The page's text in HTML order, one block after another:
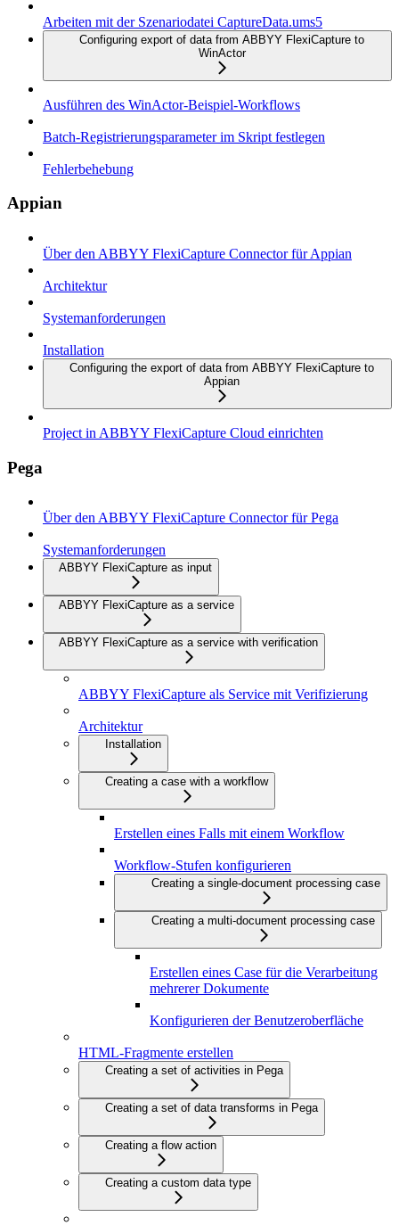
Arbeiten mit der Szenariodatei CaptureData.ums5
Configuring export of data from ABBYY FlexiCapture to
WinActor
Ausführen des WinActor-Beispiel-Workflows
Batch-Registrierungsparameter im Skript festlegen
Fehlerbehebung
Appian
Über den ABBYY FlexiCapture Connector für Appian
Architektur
Systemanforderungen
Installation
Configuring the export of data from ABBYY FlexiCapture to
Appian
Project in ABBYY FlexiCapture Cloud einrichten
Pega
Über den ABBYY FlexiCapture Connector für Pega
Systemanforderungen
ABBYY FlexiCapture as input
ABBYY FlexiCapture as a service
ABBYY FlexiCapture as a service with verification
ABBYY FlexiCapture als Service mit Verifizierung
Architektur
Installation
Creating a case with a workflow
Erstellen eines Falls mit einem Workflow
Workflow-Stufen konfigurieren
Creating a single-document processing case
Creating a multi-document processing case
Erstellen eines Case für die Verarbeitung
mehrerer Dokumente
Konfigurieren der Benutzeroberfläche
HTML-Fragmente erstellen
Creating a set of activities in Pega
Creating a set of data transforms in Pega
Creating a flow action
Creating a custom data type